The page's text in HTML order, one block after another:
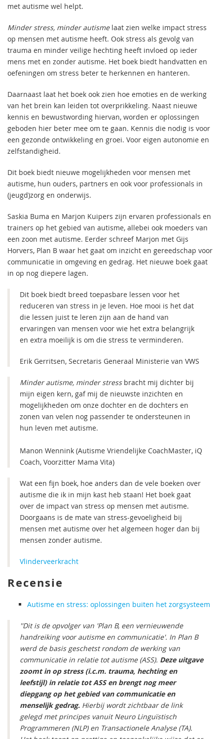
met autisme wel helpt.
Minder stress, minder autismelaat zien welke impact stress
op mensen met autisme heeft. Ook stress als gevolg van
trauma en minder veilige hechting heeft invloed op ieder
mens met en zonder autisme. Het boek biedt handvatten en
oefeningen om stress beter te herkennen en hanteren.
Daarnaast laat het boek ook zien hoe emoties en de werking
van het brein kan leiden tot overprikkeling. Naast nieuwe
kennis en bewustwording hiervan, worden er oplossingen
geboden hier beter mee om te gaan. Kennis die nodig is voor
een gezonde ontwikkeling en groei. Voor eigen autonomie en
zelfstandigheid.
Dit boek biedt nieuwe mogelijkheden voor mensen met
autisme, hun ouders, partners en ook voor professionals in
(jeugd)zorg en onderwijs.
Saskia Buma en Marjon Kuipers zijn ervaren professionals en
trainers op het gebied van autisme, allebei ook moeders van
een zoon met autisme. Eerder schreef Marjon met Gijs
Horvers, Plan B waar het gaat om inzicht en gereedschap voor
communicatie in omgeving en gedrag. Het nieuwe boek gaat
in op nog diepere lagen.
Dit boek biedt breed toepasbare lessen voor het
reduceren van stress in je leven. Hoe mooi is het dat
die lessen juist te leren zijn aan de hand van
ervaringen van mensen voor wie het extra belangrijk
en extra moeilijk is om die stress te verminderen.
Erik Gerritsen, Secretaris Generaal Ministerie van VWS
Minder autisme, minder stressbracht mij dichter bij
mijn eigen kern, gaf mij de nieuwste inzichten en
mogelijkheden om onze dochter en de dochters en
zonen van velen nog passender te ondersteunen in
hun leven met autisme.
Manon Wennink (Autisme Vriendelijke CoachMaster, iQ
Coach, Voorzitter Mama Vita)
Wat een fijn boek, hoe anders dan de vele boeken over
autisme die ik in mijn kast heb staan! Het boek gaat
over de impact van stress op mensen met autisme.
Doorgaans is de mate van stress-gevoeligheid bij
mensen met autisme over het algemeen hoger dan bij
mensen zonder autisme.
Vlinderveerkracht
Recensie
Autisme en stress: oplossingen buiten het zorgsysteem
''Dit is de opvolger van 'Plan B, een vernieuwende
handreiking voor autisme en communicatie'. In Plan B
werd de basis geschetst rondom de werking van
communicatie in relatie tot autisme (ASS). Deze uitgave
zoomt in op stress (i.c.m. trauma, hechting en
leefstijl) in relatie tot ASS en brengt nog meer
diepgang op het gebied van communicatie en
menselijk gedrag. Hierbij wordt zichtbaar de link
gelegd met principes vanuit Neuro Linguïstisch
Programmeren (NLP) en Transactionele Analyse (TA).